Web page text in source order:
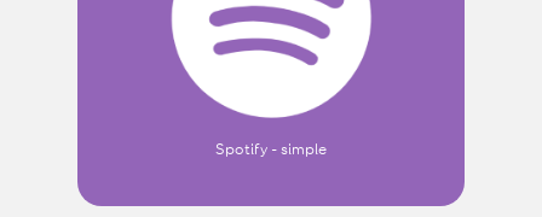
Spotify - simple